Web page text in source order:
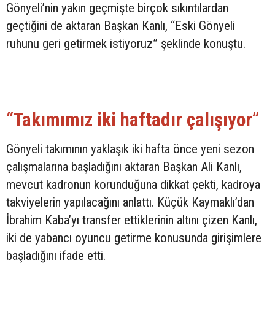
Gönyeli’nin yakın geçmişte birçok sıkıntılardan
geçtiğini de aktaran Başkan Kanlı, “Eski Gönyeli
ruhunu geri getirmek istiyoruz” şeklinde konuştu.
“Takımımız iki haftadır çalışıyor”
Gönyeli takımının yaklaşık iki hafta önce yeni sezon
çalışmalarına başladığını aktaran Başkan Ali Kanlı,
mevcut kadronun korunduğuna dikkat çekti, kadroya
takviyelerin yapılacağını anlattı. Küçük Kaymaklı’dan
İbrahim Kaba’yı transfer ettiklerinin altını çizen Kanlı,
iki de yabancı oyuncu getirme konusunda girişimlere
başladığını ifade etti.